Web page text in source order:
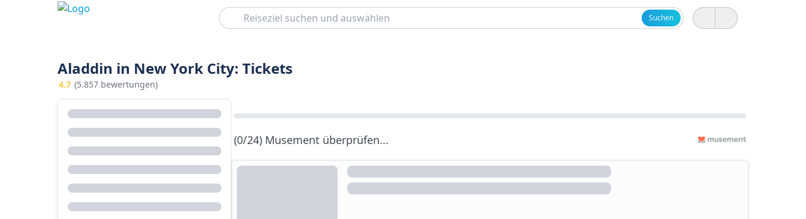
Suchen
Suchen
Aladdin in New York City: Tickets
4.7 (5.857 bewertungen)
(0/24) Musement überprüfen...